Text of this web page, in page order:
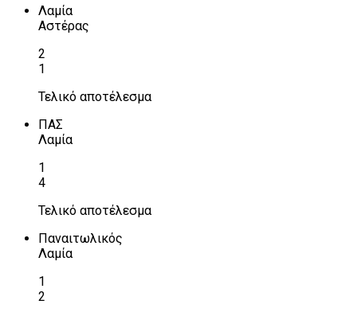
Λαμία
Αστέρας
2
1
Τελικό αποτέλεσμα
ΠΑΣ
Λαμία
1
4
Τελικό αποτέλεσμα
Παναιτωλικός
Λαμία
1
2